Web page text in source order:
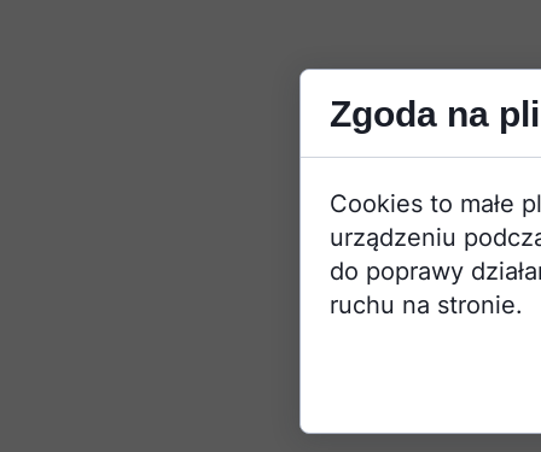
Zgoda na
Cookies to małe
urządzeniu
do poprawy
ruchu na stronie.